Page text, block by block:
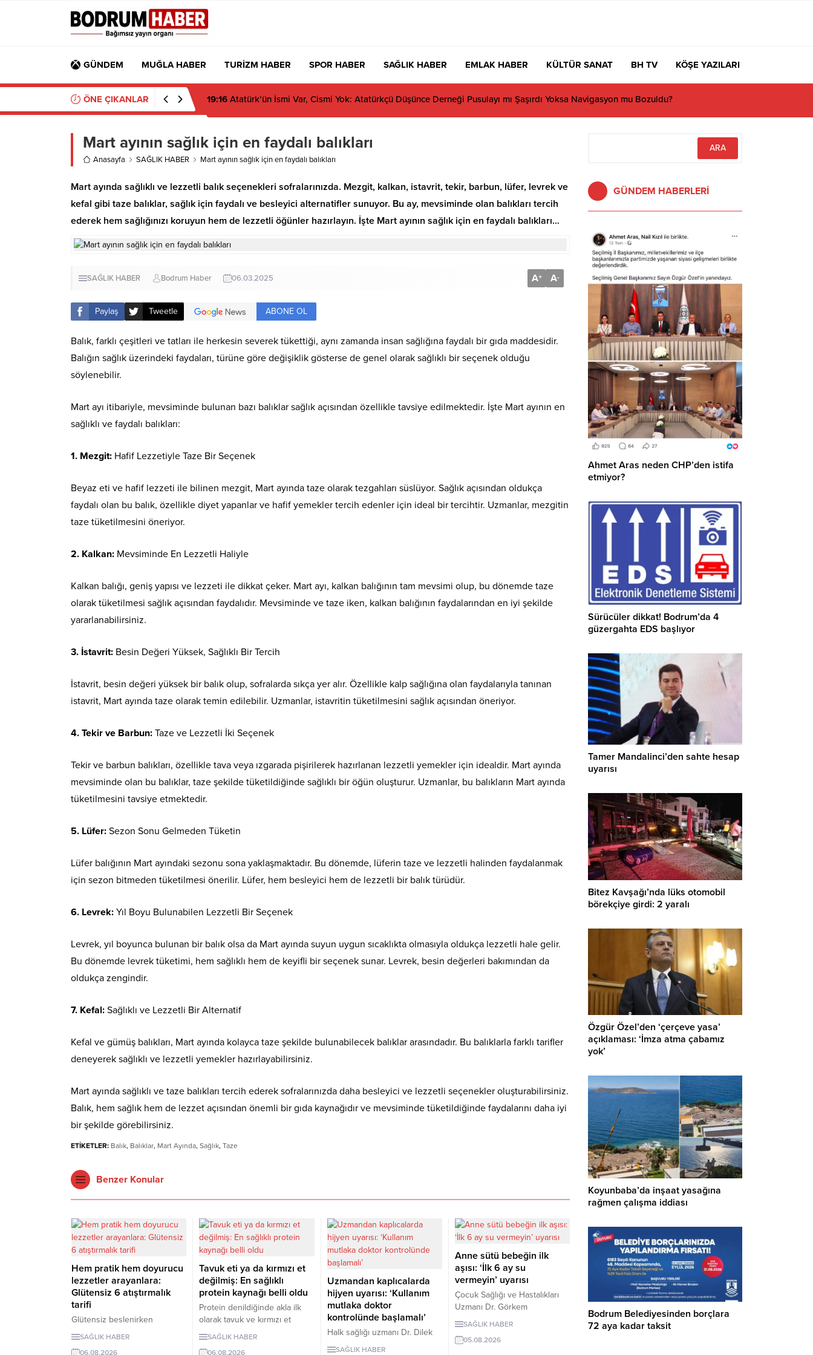
GÜNDEM MUĞLA HABER TURİZM HABER SPOR HABER SAĞLIK HABER EMLAK HABER KÜLTÜR SANAT BH TV KÖŞE YAZILARI
ÖNE ÇIKANLAR 07:58Ahmet Aras neden CHP’den istifa etmiyor?
Mart ayının sağlık için en faydalı balıkları
Anasayfa SAĞLIK HABER Mart ayının sağlık için en faydalı balıkları
Mart ayında sağlıklı ve lezzetli balık seçenekleri sofralarınızda. Mezgit, kalkan, istavrit, tekir, barbun, lüfer, levrek ve
kefal gibi taze balıklar, sağlık için faydalı ve besleyici alternatifler sunuyor. Bu ay, mevsiminde olan balıkları tercih
ederek hem sağlığınızı koruyun hem de lezzetli öğünler hazırlayın. İşte Mart ayının sağlık için en faydalı balıkları…
SAĞLIK HABER Bodrum Haber 06.03.2025 A+ A-
Paylaş Tweetle ABONE OL
Balık, farklı çeşitleri ve tatları ile herkesin severek tükettiği, aynı zamanda insan sağlığına faydalı bir gıda maddesidir.
Balığın sağlık üzerindeki faydaları, türüne göre değişiklik gösterse de genel olarak sağlıklı bir seçenek olduğu
söylenebilir.
Mart ayı itibariyle, mevsiminde bulunan bazı balıklar sağlık açısından özellikle tavsiye edilmektedir. İşte Mart ayının en
sağlıklı ve faydalı balıkları:
1. Mezgit: Hafif Lezzetiyle Taze Bir Seçenek
Beyaz eti ve hafif lezzeti ile bilinen mezgit, Mart ayında taze olarak tezgahları süslüyor. Sağlık açısından oldukça
faydalı olan bu balık, özellikle diyet yapanlar ve hafif yemekler tercih edenler için ideal bir tercihtir. Uzmanlar, mezgitin
taze tüketilmesini öneriyor.
2. Kalkan: Mevsiminde En Lezzetli Haliyle
Kalkan balığı, geniş yapısı ve lezzeti ile dikkat çeker. Mart ayı, kalkan balığının tam mevsimi olup, bu dönemde taze
olarak tüketilmesi sağlık açısından faydalıdır. Mevsiminde ve taze iken, kalkan balığının faydalarından en iyi şekilde
yararlanabilirsiniz.
3. İstavrit: Besin Değeri Yüksek, Sağlıklı Bir Tercih
İstavrit, besin değeri yüksek bir balık olup, sofralarda sıkça yer alır. Özellikle kalp sağlığına olan faydalarıyla tanınan
istavrit, Mart ayında taze olarak temin edilebilir. Uzmanlar, istavritin tüketilmesini sağlık açısından öneriyor.
4. Tekir ve Barbun: Taze ve Lezzetli İki Seçenek
Tekir ve barbun balıkları, özellikle tava veya ızgarada pişirilerek hazırlanan lezzetli yemekler için idealdir. Mart ayında
mevsiminde olan bu balıklar, taze şekilde tüketildiğinde sağlıklı bir öğün oluşturur. Uzmanlar, bu balıkların Mart ayında
tüketilmesini tavsiye etmektedir.
5. Lüfer: Sezon Sonu Gelmeden Tüketin
Lüfer balığının Mart ayındaki sezonu sona yaklaşmaktadır. Bu dönemde, lüferin taze ve lezzetli halinden faydalanmak
için sezon bitmeden tüketilmesi önerilir. Lüfer, hem besleyici hem de lezzetli bir balık türüdür.
6. Levrek: Yıl Boyu Bulunabilen Lezzetli Bir Seçenek
Levrek, yıl boyunca bulunan bir balık olsa da Mart ayında suyun uygun sıcaklıkta olmasıyla oldukça lezzetli hale gelir.
Bu dönemde levrek tüketimi, hem sağlıklı hem de keyifli bir seçenek sunar. Levrek, besin değerleri bakımından da
oldukça zengindir.
7. Kefal: Sağlıklı ve Lezzetli Bir Alternatif
Kefal ve gümüş balıkları, Mart ayında kolayca taze şekilde bulunabilecek balıklar arasındadır. Bu balıklarla farklı tarifler
deneyerek sağlıklı ve lezzetli yemekler hazırlayabilirsiniz.
Mart ayında sağlıklı ve taze balıkları tercih ederek sofralarınızda daha besleyici ve lezzetli seçenekler oluşturabilirsiniz.
Balık, hem sağlık hem de lezzet açısından önemli bir gıda kaynağıdır ve mevsiminde tüketildiğinde faydalarını daha iyi
bir şekilde görebilirsiniz.
ETİKETLER: Balık, Balıklar, Mart Ayında, Sağlık, Taze
Benzer Konular
Hem pratik hem doyurucu
lezzetler arayanlara:
Glütensiz 6 atıştırmalık
tarifi
Glütensiz beslenirken
atıştırmalık seçeneklerini
SAĞLIK HABER
06.08.2026
Tavuk eti ya da kırmızı et
değilmiş: En sağlıklı
protein kaynağı belli oldu
Protein denildiğinde akla ilk
olarak tavuk ve kırmızı et
geliyor. Ancak bilim insanları,
SAĞLIK HABER
06.08.2026
Uzmandan kaplıcalarda
hijyen uyarısı: ‘Kullanım
mutlaka doktor
kontrolünde başlamalı’
Halk sağlığı uzmanı Dr. Dilek
Aslan, kaplıcaların kas ve
SAĞLIK HABER
Anne sütü bebeğin ilk
aşısı: ‘İlk 6 ay su
vermeyin’ uyarısı
Çocuk Sağlığı ve Hastalıkları
Uzmanı Dr. Görkem
Küçükgüldal, anne sütünün
güçlendiren ve yaşam boyu
SAĞLIK HABER
05.08.2026
GÜNDEM HABERLERİ
Ahmet Aras neden CHP’den istifa
etmiyor?
Sürücüler dikkat! Bodrum’da 4
güzergahta EDS başlıyor
Tamer Mandalinci’den sahte hesap
uyarısı
Bitez Kavşağı’nda lüks otomobil
börekçiye girdi: 2 yaralı
Özgür Özel’den ‘çerçeve yasa’
açıklaması: ‘İmza atma çabamız
yok’
Koyunbaba’da inşaat yasağına
rağmen çalışma iddiası
Bodrum Belediyesinden borçlara
72 aya kadar taksit